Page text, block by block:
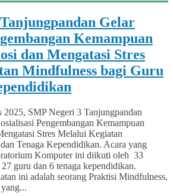
Gelar
Kemampuan
dan Mengatasi Stres
Mindfulness bagi Guru
2025, SMP Negeri 3 Tanjungpandan
Pengembangan Kemampuan
Stres Melalui Kegiatan
Tenaga Kependidikan. Acara yang
Komputer ini diikuti oleh 33
guru dan 6 tenaga kependidikan.
ini adalah seorang Praktisi Mindfulness,